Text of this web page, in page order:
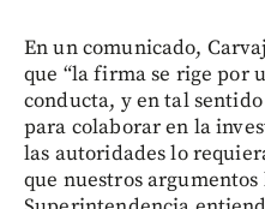
En un comunicado,
que “la firma se rige por
conducta, y en tal
para colaborar en la
las autoridades lo
que nuestros